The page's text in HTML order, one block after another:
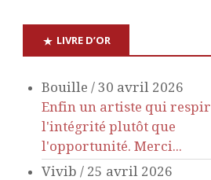
LIVRE D’OR
Bouille /30 avril 2026
Enfin un artiste qui
l'intégrité plutôt que
l'opportunité. Merci...
Vivib / 25 avril 2026